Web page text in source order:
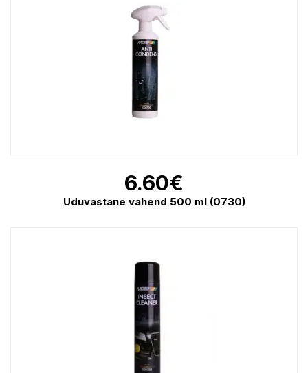
6.60€
Uduvastane vahend 500 ml (0730)